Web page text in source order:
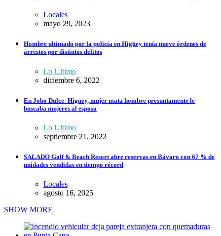
Locales
mayo 29, 2023
Hombre ultimado por la policía en Higüey tenía nueve órdenes de
arrestos por distintos delitos
Lo Ultimo
diciembre 6, 2022
En Jobo Dulce- Higüey, mujer mata hombre presuntamente le
buscaba mujeres al esposo
Lo Ultimo
septiembre 21, 2022
SALADO Golf & Beach Resort abre reservas en Bávaro con 67 % de
unidades vendidas en tiempo récord
Locales
agosto 16, 2025
SHOW MORE